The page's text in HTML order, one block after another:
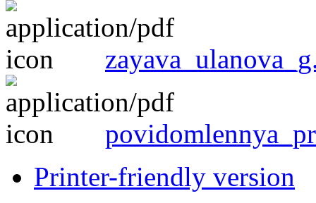
Printer-friendly version